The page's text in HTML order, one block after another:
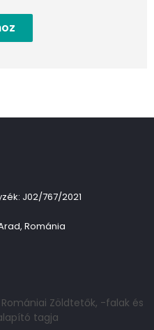
J02/767/2021
Románia